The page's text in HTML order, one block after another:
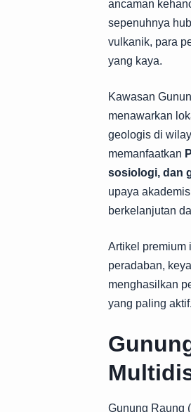
ancaman
sepenuhnya
vulkanik, para
yang kaya.
Kawasan
menawarkan
geologis di
memanfaatkan
sosiologi, dan
upaya
berkelanjutan
Artikel premium
peradaban,
menghasilkan
yang paling aktif.
Gunung Raung